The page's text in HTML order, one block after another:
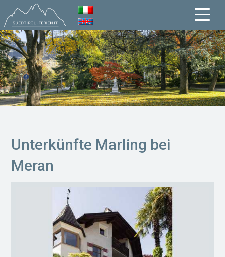
Unterkünfte Marling bei
Meran